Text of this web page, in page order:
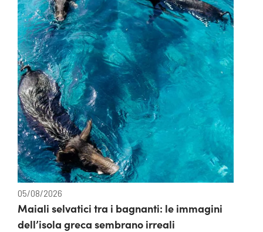
05/08/2026
Maiali selvatici tra i bagnanti: le immagini
dell’isola greca sembrano irreali